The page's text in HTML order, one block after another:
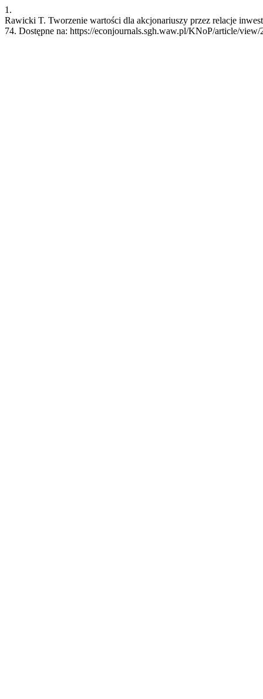
1.
Rawicki T. Tworzenie wartości dla akcjonariuszy przez relacje
74. Dostępne na: https://econjournals.sgh.waw.pl/KNoP/article/view/